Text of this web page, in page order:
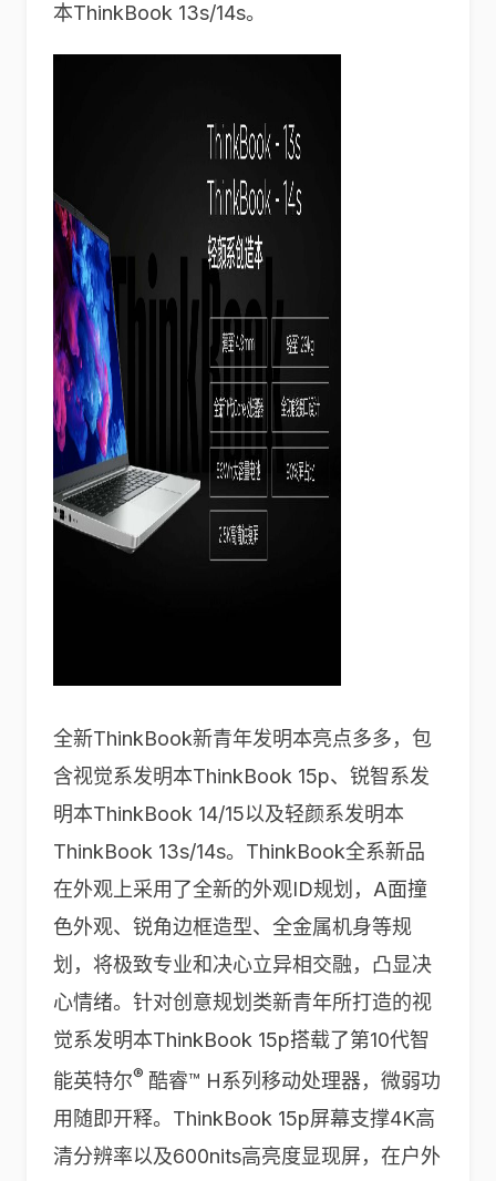
本ThinkBook 13s/14s。
全新ThinkBook新青年发明本亮点多多，包
含视觉系发明本ThinkBook 15p、锐智系发
明本ThinkBook 14/15以及轻颜系发明本
ThinkBook 13s/14s。ThinkBook全系新品
在外观上采用了全新的外观ID规划，A面撞
色外观、锐角边框造型、全金属机身等规
划，将极致专业和决心立异相交融，凸显决
心情绪。针对创意规划类新青年所打造的视
觉系发明本ThinkBook 15p搭载了第10代智
能英特尔® 酷睿™ H系列移动处理器，微弱功
用随即开释。ThinkBook 15p屏幕支撑4K高
清分辨率以及600nits高亮度显现屏，在户外